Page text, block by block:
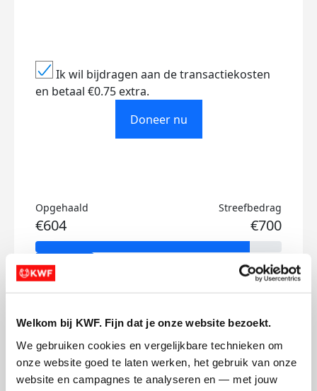
Welkom bij KWF. Fijn dat je onze website bezoekt.
We gebruiken cookies en vergelijkbare technieken om
onze website goed te laten werken, het gebruik van onze
website en campagnes te analyseren en — met jouw
Ik wil bijdragen aan de transactiekosten
en betaal €0.75 extra.
Doneer nu
Opgehaald
€604
Streefbedrag
€700
Doneer